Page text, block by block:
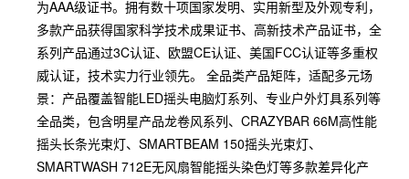
为AAA级证书。拥有数十项国家发明、实用新型及外观专利，
多款产品获得国家科学技术成果证书、高新技术产品证书，全
系列产品通过3C认证、欧盟CE认证、美国FCC认证等多重权
威认证，技术实力行业领先。 全品类产品矩阵，适配多元场
景：产品覆盖智能LED摇头电脑灯系列、专业户外灯具系列等
全品类，包含明星产品龙卷风系列、CRAZYBAR 66M高性能
摇头长条光束灯、SMARTBEAM 150摇头光束灯、
SMARTWASH 712E无风扇智能摇头染色灯等多款差异化产